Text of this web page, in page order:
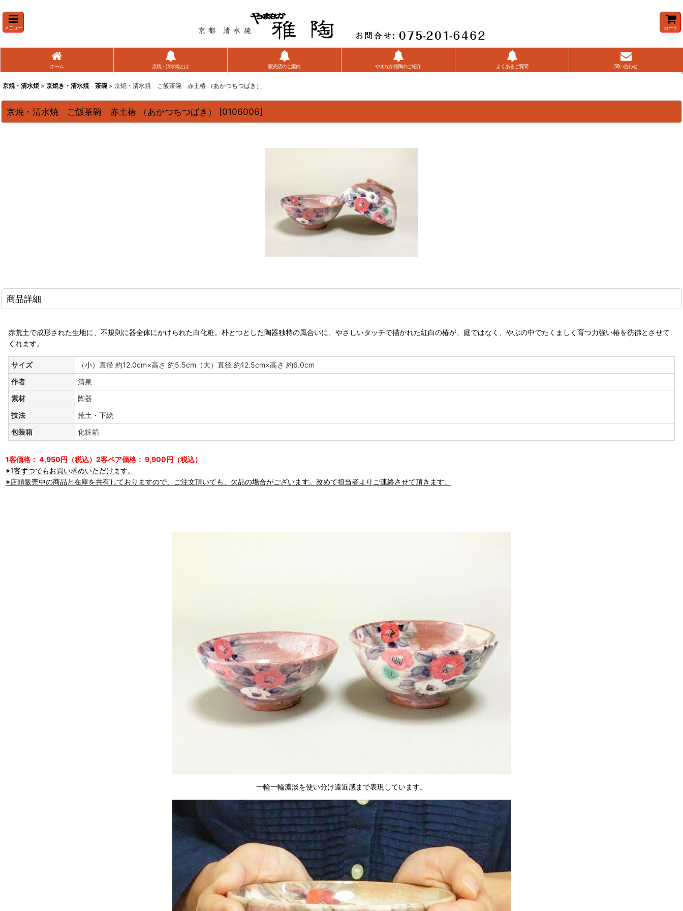
京焼・清水焼 > 京焼き・清水焼 茶碗 > 京焼・清水焼 ご飯茶碗 赤土椿 （あかつちつばき）
メニュー カート
ホーム 京焼・清水焼とは 販売店のご案内 やまなか雅陶のご紹介 よくあるご質問 問い合わせ
京焼・清水焼 ご飯茶碗 赤土椿 （あかつちつばき） [0106006]
商品詳細
赤荒土で成形された生地に、不規則に器全体にかけられた白化粧。朴とつとした陶器独特の風合いに、やさしいタッチで描かれた紅白の椿が、庭ではなく、やぶの中でたくましく育つ力強い椿を彷彿とさせて
くれます。
サイズ
（小）直径 約12.0cm×高さ 約5.5cm（大）直径 約12.5cm×高さ 約6.0cm
作者
清泉
素材
陶器
技法
荒土・下絵
包装箱
化粧箱
1客価格： 4,950円（税込）2客ペア価格： 9,900円（税込）
※1客ずつでもお買い求めいただけます。
※店頭販売中の商品と在庫を共有しておりますので、ご注文頂いても、欠品の場合がございます。改めて担当者よりご連絡させて頂きます。
一輪一輪濃淡を使い分け遠近感まで表現しています。